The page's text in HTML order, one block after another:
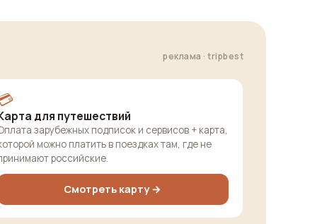
реклама · tripbest
для путешествий
зарубежных подписок и сервисов + карта,
можно платить в поездках там, где не
российские.
Смотреть карту →